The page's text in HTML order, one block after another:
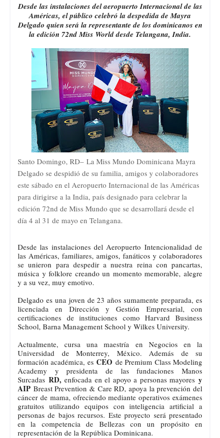
Desde las instalaciones del aeropuerto Internacional de las
Américas, el público celebró la despedida de Mayra
Delgado quien será la representante de los dominicanos en
la edición 72nd Miss World desde Telangana, India.
Santo Domingo, RD– La Miss Mundo Dominicana Mayra
Delgado se despidió de su familia, amigos y colaboradores
este sábado en el Aeropuerto Internacional de las Américas
para dirigirse a la India, país designado para celebrar la
edición 72nd de Miss Mundo que se desarrollará desde el
día 4 al 31 de mayo en Telangana.
Desde las instalaciones del Aeropuerto Intencionalidad de
las Américas, familiares, amigos, fanáticos y colaboradores
se unieron para despedir a nuestra reina con pancartas,
música y folklore creando un momento memorable, alegre
y a su vez, muy emotivo.
Delgado es una joven de 23 años sumamente preparada, es
licenciada en Dirección y Gestión Empresarial, con
certificaciones de instituciones como Harvard Business
School, Barna Management School y Wilkes University.
Actualmente, cursa una maestría en Negocios en la
Universidad de Monterrey, México. Además de su
formación académica, esCEO de Premium Class Modeling
Academy y presidenta de las fundaciones Manos
Surcadas RD,enfocada en el apoyo a personas mayores y
AIP Breast Prevention & Care RD, apoya la prevención del
cáncer de mama, ofreciendo mediante operativos exámenes
gratuitos utilizando equipos con inteligencia artificial a
personas de bajos recursos. Este proyecto será presentado
en la competencia de Bellezas con un propósito en
representación de la República Dominicana.